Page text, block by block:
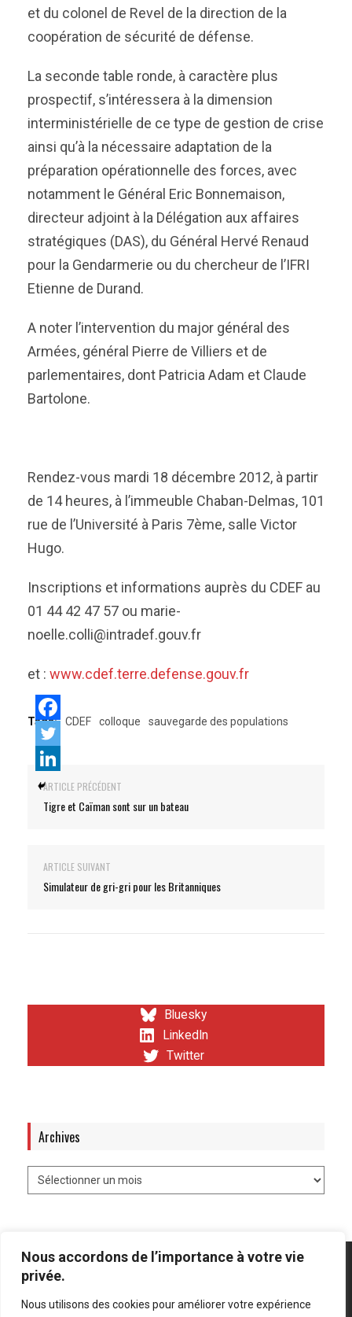
Nous accordons de l’importance à votre vie
privée.
Nous utilisons des cookies pour améliorer votre expérience
et du colonel de Revel de la direction de la
coopération de sécurité de défense.
La seconde table ronde, à caractère plus
prospectif, s’intéressera à la dimension
interministérielle de ce type de gestion de crise
ainsi qu’à la nécessaire adaptation de la
préparation opérationnelle des forces, avec
notamment le Général Eric Bonnemaison,
directeur adjoint à la Délégation aux affaires
stratégiques (DAS), du Général Hervé Renaud
pour la Gendarmerie ou du chercheur de l’IFRI
Etienne de Durand.
A noter l’intervention du major général des
Armées, général Pierre de Villiers et de
parlementaires, dont Patricia Adam et Claude
Bartolone.
Rendez-vous mardi 18 décembre 2012, à partir
de 14 heures, à l’immeuble Chaban-Delmas, 101
rue de l’Université à Paris 7ème, salle Victor
Hugo.
Inscriptions et informations auprès du CDEF au
01 44 42 47 57 ou marie-
noelle.colli@intradef.gouv.fr
et : www.cdef.terre.defense.gouv.fr
Tags: CDEF colloque sauvegarde des populations
ARTICLE PRÉCÉDENT
Tigre et Caïman sont sur un bateau
ARTICLE SUIVANT
Simulateur de gri-gri pour les Britanniques
Bluesky
LinkedIn
Twitter
Archives